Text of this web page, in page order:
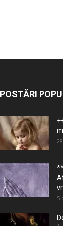
POSTĂRI
5